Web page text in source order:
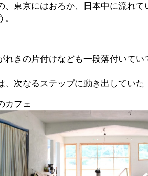
、東京にはおろか、日本中に流れ
れきの片付けなども一段落付いて
、次なるステップに動き出していた
カフェ